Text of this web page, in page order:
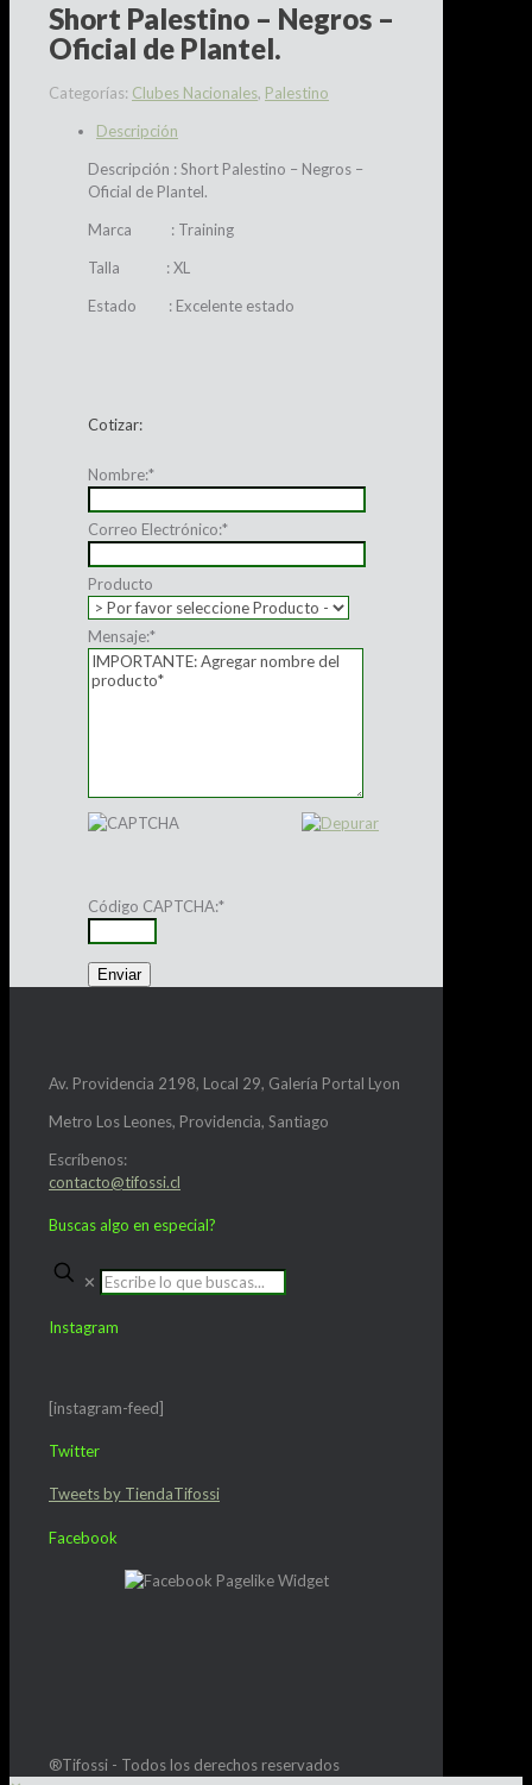
Short Palestino – Negros –
Oficial de Plantel.
Categorías: Clubes Nacionales, Palestino
Descripción
Descripción : Short Palestino – Negros –
Oficial de Plantel.
Marca : Training
Talla : XL
Estado : Excelente estado
Cotizar:
Nombre:*
Correo Electrónico:*
Producto
Mensaje:*
Código CAPTCHA:*
Av. Providencia 2198, Local 29, Galería Portal Lyon
Metro Los Leones, Providencia, Santiago
Escríbenos:
contacto@tifossi.cl
Buscas algo en especial?
✕
Instagram
[instagram-feed]
Twitter
Tweets by TiendaTifossi
Facebook
®Tifossi - Todos los derechos reservados